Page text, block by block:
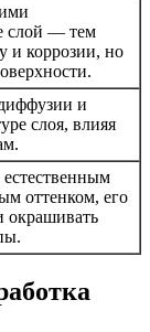
слой — тем
и коррозии, но
и
слоя, влияя
оттенком, его
окрашивать